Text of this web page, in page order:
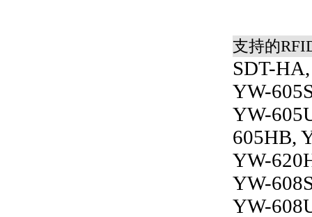
支持的
SDT-
YW-
YW-
605HB,
YW-
YW-
YW-